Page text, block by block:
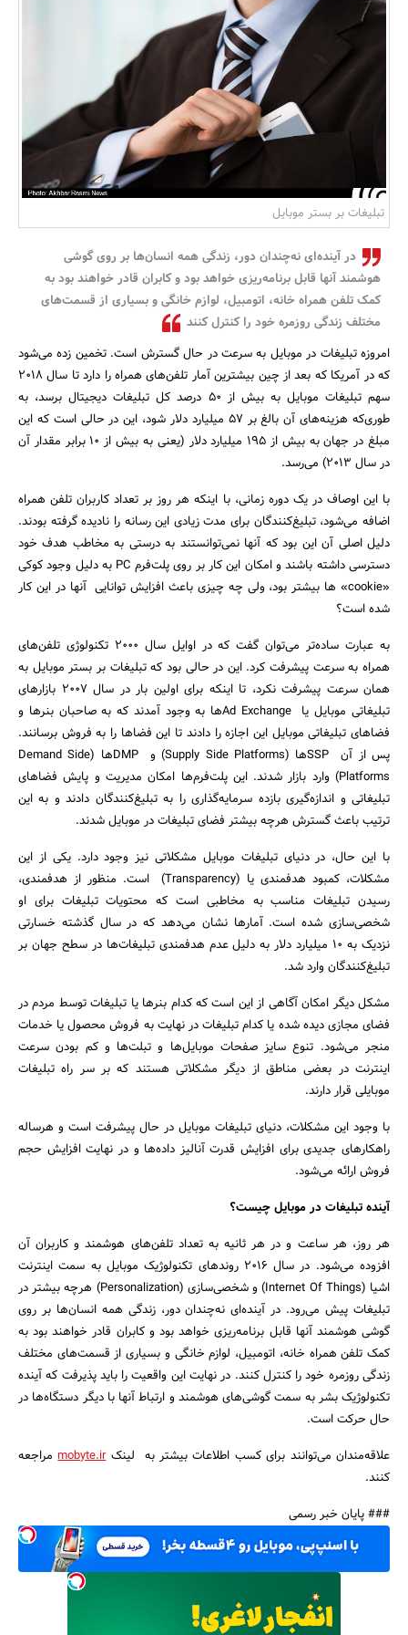
مسکن و ساختمان
جستجو
تبلیغات بر بستر موبایل
در آینده‌ای نه‌چندان دور، زندگی همه انسان‌ها بر روی گوشی
هوشمند آنها قابل برنامه‌ریزی خواهد بود و کابران قادر خواهند بود به
کمک تلفن همراه خانه، اتومبیل، لوازم خانگی و بسیاری از قسمت‌های
مختلف زندگی روزمره خود را کنترل کنند
امروزه تبلیغات در موبایل به سرعت در حال گسترش است. تخمین زده می‌شود
که در آمریکا که بعد از چین بیشترین آمار تلفن‌های همراه را دارد تا سال 2018
سهم تبلیغات موبایل به بیش از 50 درصد کل تبلیغات دیجیتال برسد، به
طوری‌که هزینه‌های آن بالغ بر 57 میلیارد دلار شود، این در حالی است که این
مبلغ در جهان به بیش از 195 میلیارد دلار (یعنی به بیش از 10 برابر مقدار آن
در سال 2013) می‌رسد.
با این اوصاف در یک دوره زمانی، با اینکه هر روز بر تعداد کاربران تلفن همراه
اضافه می‌شود، تبلیغ‌کنندگان برای مدت زیادی این رسانه را نادیده گرفته بودند.
دلیل اصلی آن این بود که آنها نمی‌توانستند به درستی به مخاطب هدف خود
دسترسی داشته باشند و امکان این کار بر روی پلت‌فرم PC به دلیل وجود کوکی‌
«cookie» ‌ها بیشتر بود، ولی چه چیزی باعث افزایش توانایی آنها در این کار
شده است؟
به عبارت ساده‌تر می‌توان گفت که در اوایل سال 2000 تکنولوژی تلفن‌های
همراه به سرعت پیشرفت کرد. این در حالی بود که تبلیغات بر بستر موبایل به
همان سرعت پیشرفت نکرد، تا اینکه برای اولین بار در سال 2007 بازار‌های
تبلیغاتی موبایل یا Ad Exchange‌ها به وجود آمدند که به صاحبان بنر‌ها و
فضاهای تبلیغاتی موبایل این اجازه را دادند تا این فضاها را به فروش برسانند.
پس از آن SSPها (Supply Side Platforms) و DMPها (Demand Side
Platforms) وارد بازار شدند. این پلت‌فرم‌ها امکان مدیریت و پایش فضاهای
تبلیغاتی و اندازه‌گیری بازده سرمایه‌گذاری را به تبلیغ‌کنندگان دادند و به این
ترتیب باعث گسترش هرچه بیشتر فضای تبلیغات در موبایل شدند.
با این حال، در دنیای تبلیغات موبایل مشکلاتی نیز وجود دارد. یکی از این
مشکلات، کمبود هدفمندی یا (Transparency) است. منظور از هدفمندی،
رسیدن تبلیغات مناسب به مخاطبی است که محتویات تبلیغات برای او
شخصی‌سازی شده است. آمارها نشان می‌دهد که در سال گذشته خسارتی
نزدیک به 10 میلیارد دلار به دلیل عدم هدفمندی تبلیغات‌ها در سطح جهان بر
تبلیغ‌کنندگان وارد شد.
مشکل دیگر امکان آگاهی از این است که کدام بنرها یا تبلیغات توسط مردم در
فضای مجازی دیده شده یا کدام تبلیغات در نهایت به فروش محصول یا خدمات
منجر می‌شود. تنوع سایز صفحات موبایل‌ها و تبلت‌ها و کم بودن سرعت
اینترنت در بعضی مناطق از دیگر مشکلاتی هستند که بر سر راه تبلیغات
موبایلی قرار دارند.
با وجود این مشکلات، دنیای تبلیغات موبایل در حال پیشرفت است و هرساله
راهکارهای جدیدی برای افزایش قدرت آنالیز داده‌ها و در نهایت افزایش حجم
فروش ارائه می‌شود.
آینده تبلیغات در موبایل چیست؟
هر روز، هر ساعت و در هر ثانیه به تعداد تلفن‌های هوشمند و کاربران آن
افزوده می‌شود. در سال 2016 روند‌های تکنولوژیک موبایل به سمت اینترنت
اشیا (Internet Of Things) و شخصی‌سازی (Personalization) هرچه بیشتر در
تبلیغات پیش می‌رود. در آینده‌ای نه‌چندان دور، زندگی همه انسان‌ها بر روی
گوشی هوشمند آنها قابل برنامه‌ریزی خواهد بود و کابران قادر خواهند بود به
کمک تلفن همراه خانه، اتومبیل، لوازم خانگی و بسیاری از قسمت‌های مختلف
زندگی روزمره خود را کنترل کنند. در نهایت این واقعیت را باید پذیرفت که آینده
تکنولوژیک بشر به سمت گوشی‌های هوشمند و ارتباط آنها با دیگر دستگاه‌ها در
حال حرکت است.
علاقه‌مندان می‌توانند برای کسب اطلاعات بیشتر به لینکmobyte.irمراجعه
کنند.
### پایان خبر رسمی